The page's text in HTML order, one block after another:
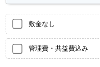
敷金なし
管理費・共益費込み